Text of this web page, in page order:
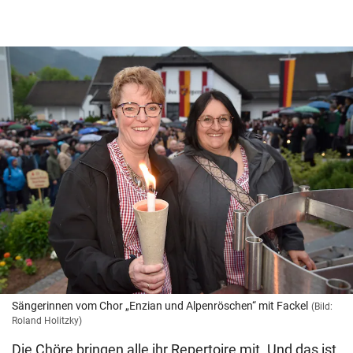
Sängerinnen vom Chor „Enzian und Alpenröschen“ mit Fackel (Bild:
Roland Holitzky)
Die Chöre bringen alle ihr Repertoire mit. Und das ist